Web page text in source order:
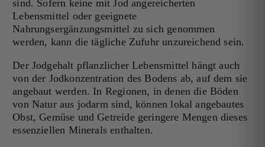
sind. Sofern keine mit Jod angereicherten
Lebensmittel oder geeignete
Nahrungsergänzungsmittel zu sich genommen
werden, kann die tägliche Zufuhr unzureichend sein.
Der Jodgehalt pflanzlicher Lebensmittel hängt auch
von der Jodkonzentration des Bodens ab, auf dem sie
angebaut werden. In Regionen, in denen die Böden
von Natur aus jodarm sind, können lokal angebautes
Obst, Gemüse und Getreide geringere Mengen dieses
essenziellen Minerals enthalten.